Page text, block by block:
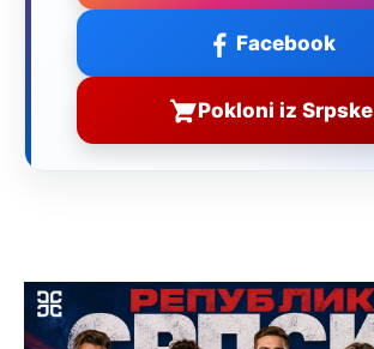
Facebook
Pokloni iz Srpske